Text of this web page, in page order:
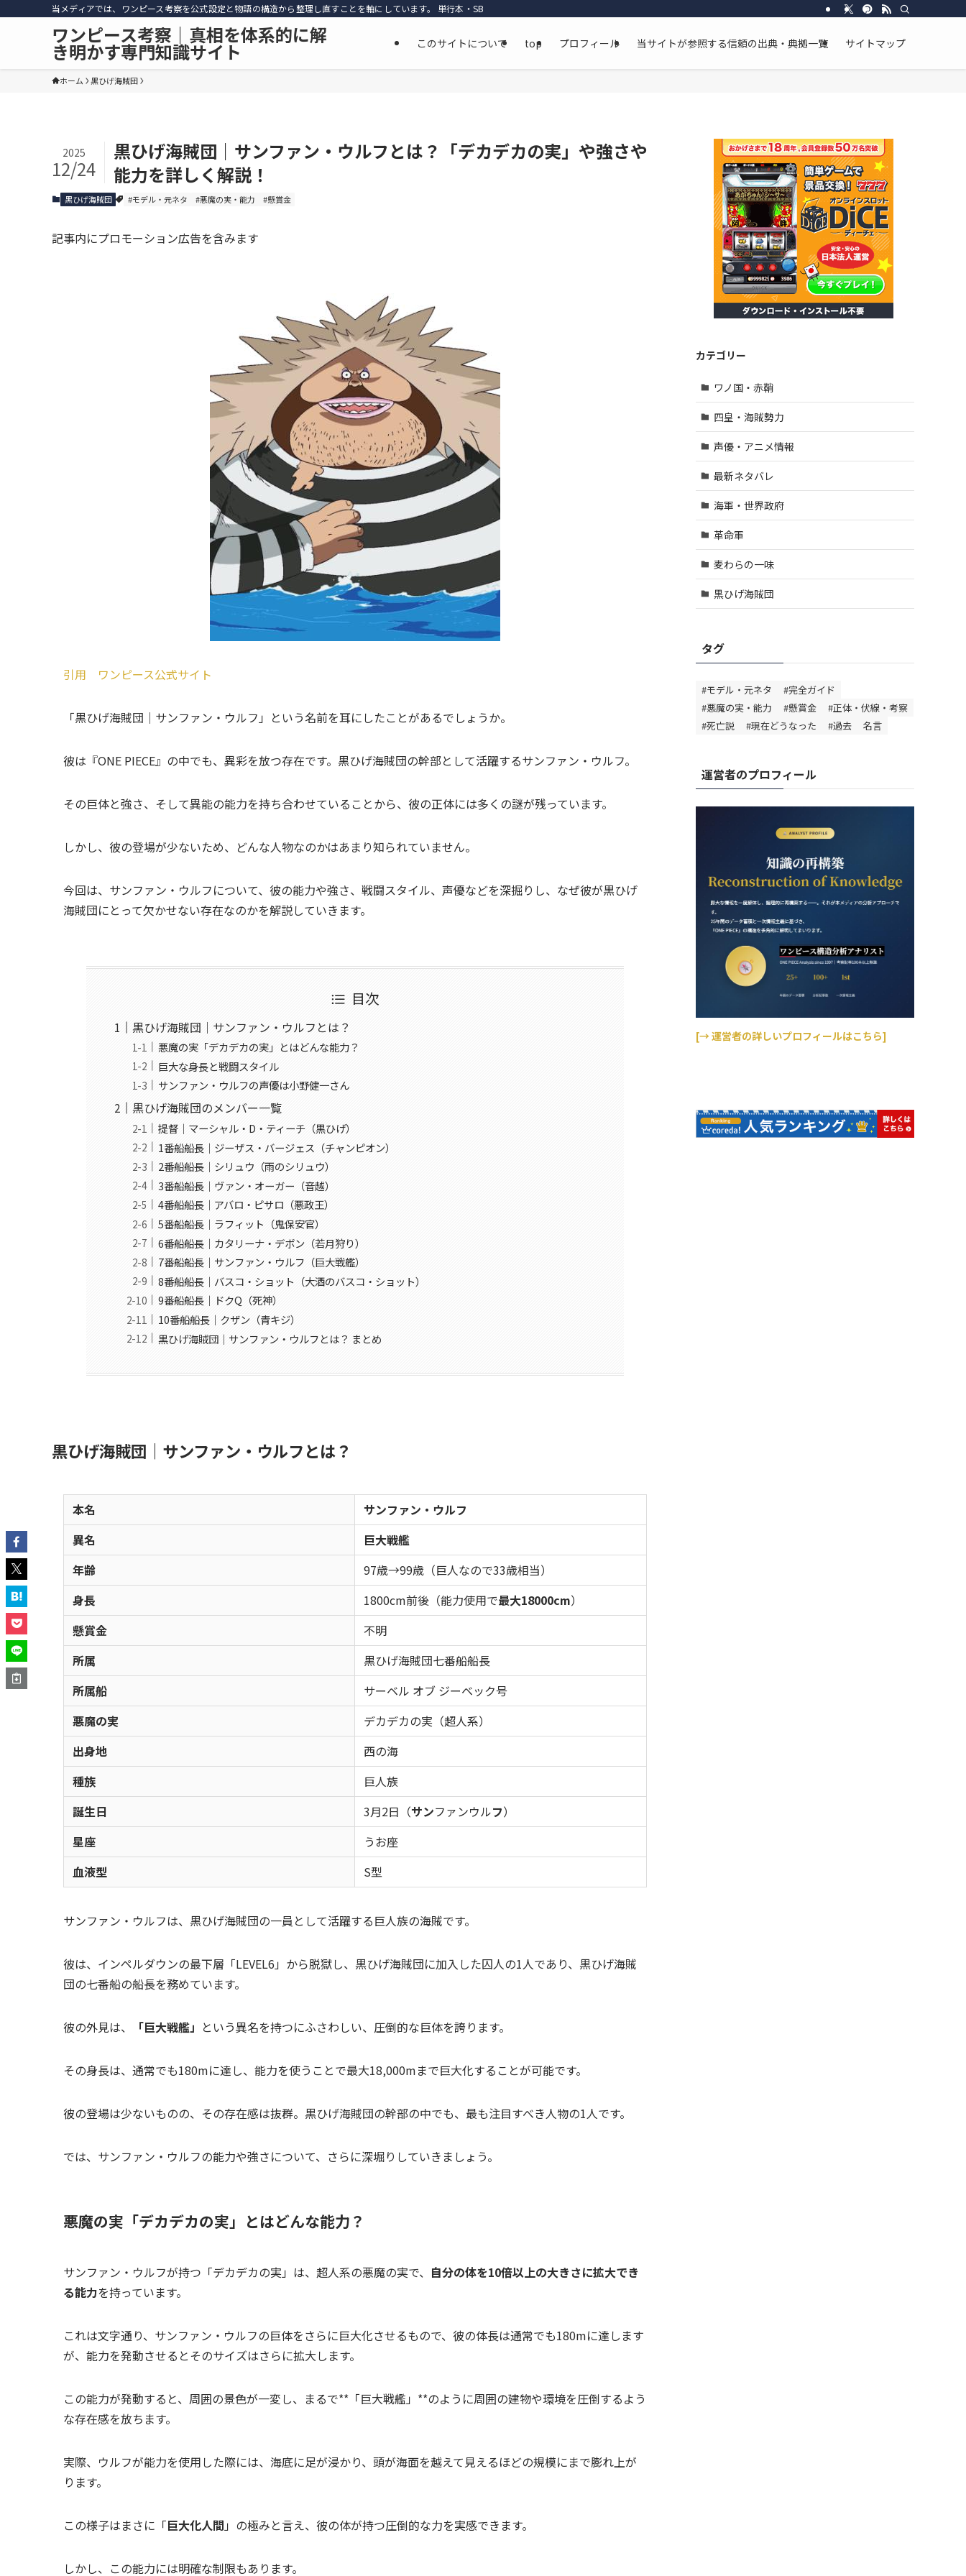
当メディアでは、ワンピース考察を公式設定と物語の構造から整理し直すことを軸にしています。 単行本・SBS・公式資料・最新話までを丁寧に参照し、断片的な情報ではなく、物語全体の流れと整合性を重視した分析を行って
ワンピース考察｜真相を体系的に解
き明かす専門知識サイト このサイトについて top プロフィール 当サイトが参照する信頼の出典・典拠一覧 サイトマップ
ホーム 黒ひげ海賊団
黒ひげ海賊団｜サンファン・ウルフとは？「デカデカの実」や強さや
能力を詳しく解説！
2025
12/24
黒ひげ海賊団 #モデル・元ネタ #悪魔の実・能力 #懸賞金
記事内にプロモーション広告を含みます
引用 ワンピース公式サイト
「黒ひげ海賊団｜サンファン・ウルフ」という名前を耳にしたことがあるでしょうか。
彼は『ONE PIECE』の中でも、異彩を放つ存在です。黒ひげ海賊団の幹部として活躍するサンファン・ウルフ。
その巨体と強さ、そして異能の能力を持ち合わせていることから、彼の正体には多くの謎が残っています。
しかし、彼の登場が少ないため、どんな人物なのかはあまり知られていません。
今回は、サンファン・ウルフについて、彼の能力や強さ、戦闘スタイル、声優などを深掘りし、なぜ彼が黒ひげ
海賊団にとって欠かせない存在なのかを解説していきます。
目次
黒ひげ海賊団｜サンファン・ウルフとは？
悪魔の実「デカデカの実」とはどんな能力？
巨大な身長と戦闘スタイル
サンファン・ウルフの声優は小野健一さん
黒ひげ海賊団のメンバー一覧
提督｜マーシャル・D・ティーチ（黒ひげ）
1番船船長｜ジーザス・バージェス（チャンピオン）
2番船船長｜シリュウ（雨のシリュウ）
3番船船長｜ヴァン・オーガー（音越）
4番船船長｜アバロ・ピサロ（悪政王）
5番船船長｜ラフィット（鬼保安官）
6番船船長｜カタリーナ・デボン（若月狩り）
7番船船長｜サンファン・ウルフ（巨大戦艦）
8番船船長｜バスコ・ショット（大酒のバスコ・ショット）
9番船船長｜ドクQ（死神）
10番船船長｜クザン（青キジ）
黒ひげ海賊団｜サンファン・ウルフとは？ まとめ
黒ひげ海賊団｜サンファン・ウルフとは？
本名
サンファン・ウルフ
異名
巨大戦艦
年齢
97歳→99歳（巨人なので33歳相当）
身長
1800cm前後（能力使用で最大18000cm）
懸賞金
不明
所属
黒ひげ海賊団七番船船長
所属船
サーベル オブ ジーベック号
悪魔の実
デカデカの実（超人系）
出身地
西の海
種族
巨人族
誕生日
3月2日（サンファンウルフ）
星座
うお座
血液型
S型
サンファン・ウルフは、黒ひげ海賊団の一員として活躍する巨人族の海賊です。
彼は、インペルダウンの最下層「LEVEL6」から脱獄し、黒ひげ海賊団に加入した囚人の1人であり、黒ひげ海賊
団の七番船の船長を務めています。
彼の外見は、 「巨大戦艦」 という異名を持つにふさわしい、圧倒的な巨体を誇ります。
その身長は、通常でも180mに達し、能力を使うことで最大18,000mまで巨大化することが可能です。
彼の登場は少ないものの、その存在感は抜群。黒ひげ海賊団の幹部の中でも、最も注目すべき人物の1人です。
では、サンファン・ウルフの能力や強さについて、さらに深堀りしていきましょう。
悪魔の実「デカデカの実」とはどんな能力？
サンファン・ウルフが持つ「デカデカの実」は、超人系の悪魔の実で、 自分の体を10倍以上の大きさに拡大でき
る能力を持っています。
これは文字通り、サンファン・ウルフの巨体をさらに巨大化させるもので、彼の体長は通常でも180mに達します
が、能力を発動させるとそのサイズはさらに拡大します。
この能力が発動すると、周囲の景色が一変し、まるで**「巨大戦艦」**のように周囲の建物や環境を圧倒するよう
な存在感を放ちます。
実際、ウルフが能力を使用した際には、海底に足が浸かり、頭が海面を越えて見えるほどの規模にまで膨れ上が
ります。
この様子はまさに「巨大化人間 」の極みと言え、彼の体が持つ圧倒的な力を実感できます。
しかし、この能力には明確な制限もあります。
カテゴリー
ワノ国・赤鞘
四皇・海賊勢力
声優・アニメ情報
最新ネタバレ
海軍・世界政府
革命軍
麦わらの一味
黒ひげ海賊団
タグ
#モデル・元ネタ
#完全ガイド
#悪魔の実・能力
#懸賞金
#正体・伏線・考察
#死亡説
#現在どうなった #過去 名言
運営者のプロフィール
[→ 運営者の詳しいプロフィールはこちら]